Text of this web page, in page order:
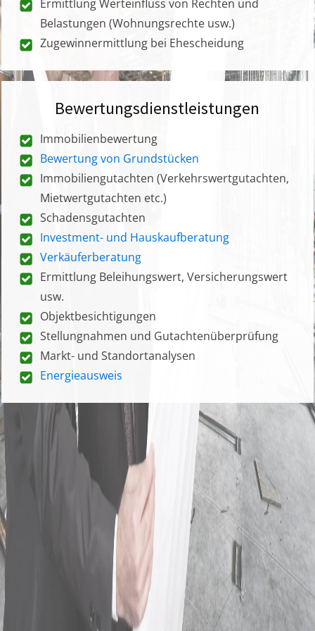
Ermittlung Werteinfluss von Rechten und
Belastungen (Wohnungsrechte usw.)
Zugewinnermittlung bei Ehescheidung
Bewertungsdienstleistungen
Immobilienbewertung
Bewertung von Grundstücken
Immobiliengutachten (Verkehrswertgutachten,
Mietwertgutachten etc.)
Schadensgutachten
Investment- und Hauskaufberatung
Verkäuferberatung
Ermittlung Beleihungswert, Versicherungswert
usw.
Objektbesichtigungen
Stellungnahmen und Gutachtenüberprüfung
Markt- und Standortanalysen
Energieausweis